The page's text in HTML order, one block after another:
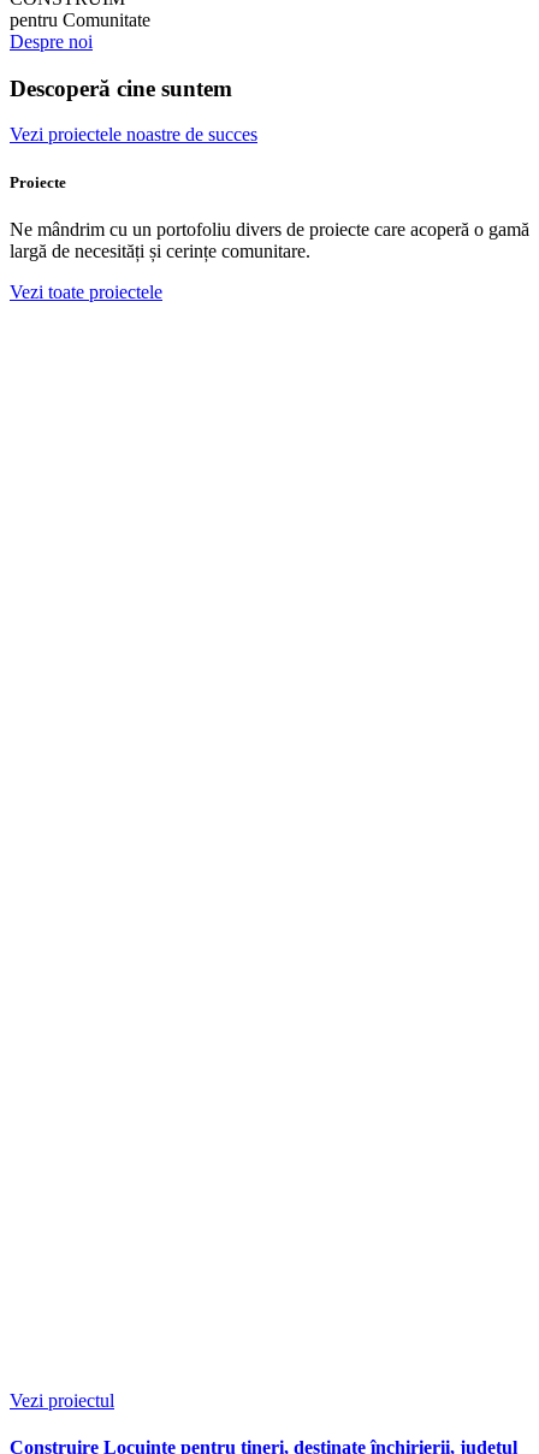
pentru Comunitate
Despre noi
Descoperă cine suntem
Vezi proiectele noastre de succes
Proiecte
Ne mândrim cu un portofoliu divers de proiecte care acoperă o gamă
largă de necesități și cerințe comunitare.
Vezi toate proiectele
Vezi proiectul
Construire Locuințe pentru tineri, destinate închirierii, județul